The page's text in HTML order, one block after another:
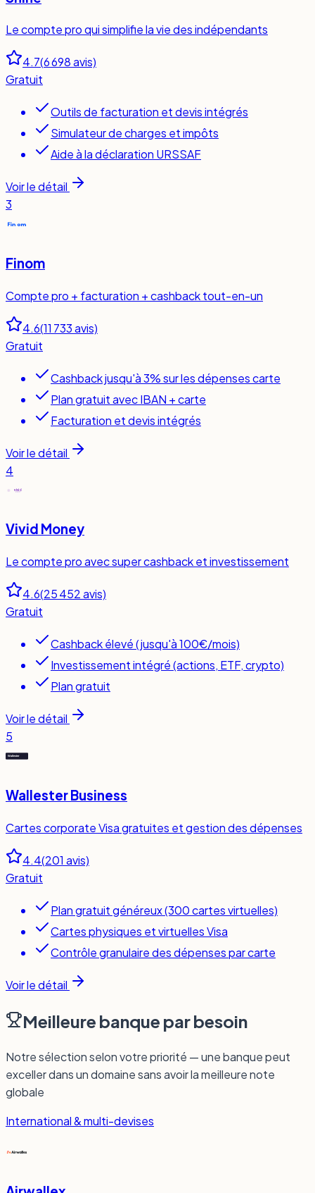
Le compte pro qui simplifie la vie des indépendants
4.7(6 698avis)
Gratuit
Outils de facturation et devis intégrés
Simulateur de charges et impôts
Aide à la déclaration URSSAF
Voir le détail
3
Finom
Compte pro + facturation + cashback tout-en-un
4.6(11 733avis)
Gratuit
Cashback jusqu'à 3% sur les dépenses carte
Plan gratuit avec IBAN + carte
Facturation et devis intégrés
Voir le détail
4
Vivid Money
Le compte pro avec super cashback et investissement
4.6(25 452avis)
Gratuit
Cashback élevé (jusqu'à 100€/mois)
Investissement intégré (actions, ETF, crypto)
Plan gratuit
Voir le détail
5
Wallester Business
Cartes corporate Visa gratuites et gestion des dépenses
4.4(201 avis)
Gratuit
Plan gratuit généreux (300 cartes virtuelles)
Cartes physiques et virtuelles Visa
Contrôle granulaire des dépenses par carte
Voir le détail
Meilleure banque par besoin
Notre sélection selon votre priorité — une banque peut
exceller dans un domaine sans avoir la meilleure note
globale
International & multi-devises